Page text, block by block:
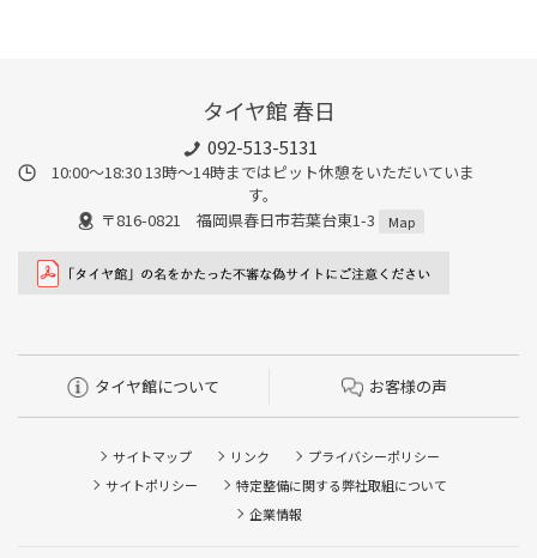
タイヤ館 春日
092-513-5131
10:00～18:30 13時〜14時まではピット休憩をいただいていま
す。
〒816-0821 福岡県春日市若葉台東1-3
Map
タイヤ館について お客様の声
サイトマップ リンク
プライバシーポリシー
サイトポリシー
特定整備に関する弊社取組について
企業情報